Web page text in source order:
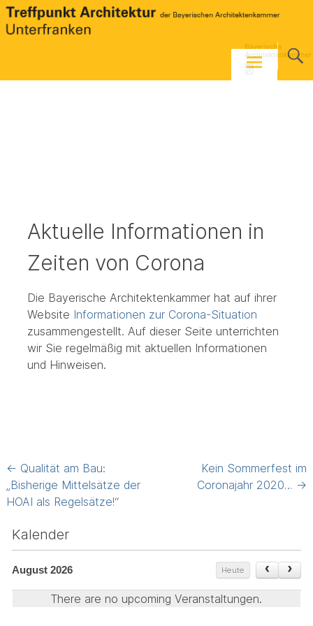
Skip
to
Aktuelle Informationen in
Zeiten von Corona
Die Bayerische Architektenkammer hat auf ihrer
Website Informationen zur Corona-Situation
zusammengestellt. Auf dieser Seite unterrichten
wir Sie regelmäßig mit aktuellen Informationen
und Hinweisen.
Post
navigation
← Qualität am Bau:
„Bisherige Mittelsätze der
HOAI als Regelsätze!“
Kein Sommerfest im
Coronajahr 2020… →
Kalender
August 2026 Heute
There are no upcoming Veranstaltungen.